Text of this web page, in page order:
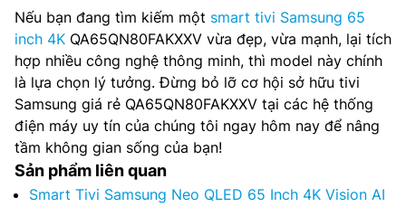
Nếu bạn đang tìm kiếm một smart tivi Samsung 65
inch 4K QA65QN80FAKXXV vừa đẹp, vừa mạnh, lại tích
hợp nhiều công nghệ thông minh, thì model này chính
là lựa chọn lý tưởng. Đừng bỏ lỡ cơ hội sở hữu tivi
Samsung giá rẻ QA65QN80FAKXXV tại các hệ thống
điện máy uy tín của chúng tôi ngay hôm nay để nâng
tầm không gian sống của bạn!
Sản phẩm liên quan
Smart Tivi Samsung Neo QLED 65 Inch 4K Vision AI